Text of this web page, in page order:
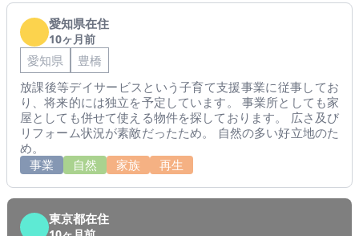
愛知県在住
10ヶ月前
愛知県
豊橋
放課後等デイサービスという子育て支援事業に従事してお
り、将来的には独立を予定しています。 事業所としても家
屋としても併せて使える物件を探しております。 広さ及び
リフォーム状況が素敵だったため。 自然の多い好立地のた
め。
事業
自然 家族 再生
東京都在住